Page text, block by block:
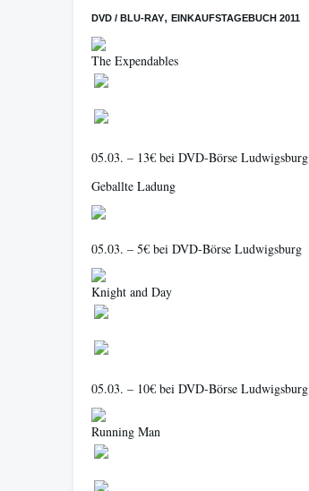
DVD / BLU-RAY, EINKAUFSTAGEBUCH 2011
The Expendables
05.03. – 13€ bei DVD-Börse Ludwigsburg
Geballte Ladung
05.03. – 5€ bei DVD-Börse Ludwigsburg
Knight and Day
05.03. – 10€ bei DVD-Börse Ludwigsburg
Running Man